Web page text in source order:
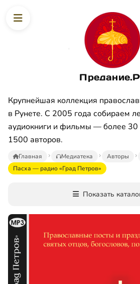
Крупнейшая коллекция
в Рунете. С 2005 года собираем
аудиокниги и фильмы — более 30
1500 авторов.
Главная Медиатека Авторы
Пасха — радио «Град Петров»
Показать